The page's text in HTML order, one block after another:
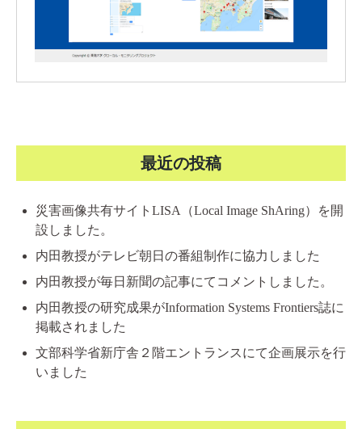
最近の投稿
災害画像共有サイトLISA（Local Image ShAring）を開
設しました。
内田教授がテレビ朝日の番組制作に協力しました
内田教授が毎日新聞の記事にてコメントしました。
内田教授の研究成果がInformation Systems Frontiers誌に
掲載されました
文部科学省新庁舎２階エントランスにて企画展示を行
いました